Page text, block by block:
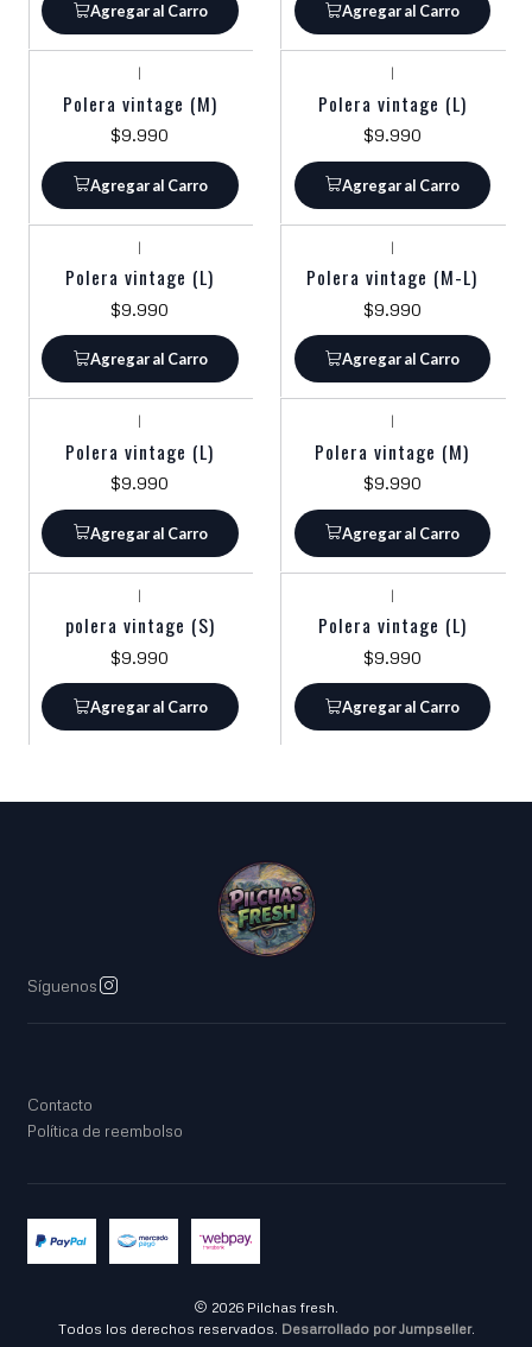
Agregar al Carro Agregar al Carro
|
Polera vintage (M)
$9.990
Agregar al Carro
|
Polera vintage (L)
$9.990
Agregar al Carro
|
Polera vintage (L)
$9.990
Agregar al Carro
|
Polera vintage (M-L)
$9.990
Agregar al Carro
|
Polera vintage (L)
$9.990
Agregar al Carro
|
Polera vintage (M)
$9.990
Agregar al Carro
|
polera vintage (S)
$9.990
Agregar al Carro
|
Polera vintage (L)
$9.990
Agregar al Carro
Síguenos
Contacto
Política de reembolso
2026 Pilchas fresh.
Todos los derechos reservados. Desarrollado por Jumpseller.